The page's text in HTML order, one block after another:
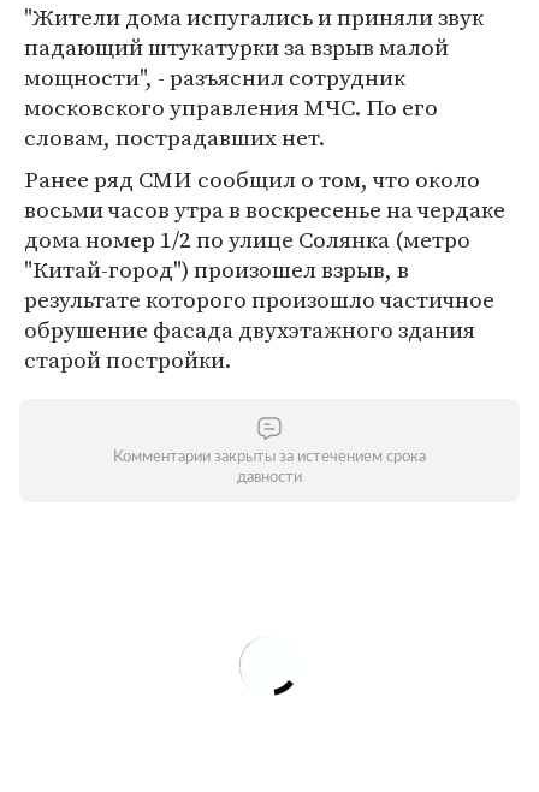
"Жители дома испугались и приняли звук
падающий штукатурки за взрыв малой
мощности", - разъяснил сотрудник
московского управления МЧС. По его
словам, пострадавших нет.
Ранее ряд СМИ сообщил о том, что около
восьми часов утра в воскресенье на чердаке
дома номер 1/2 по улице Солянка (метро
"Китай-город") произошел взрыв, в
результате которого произошло частичное
обрушение фасада двухэтажного здания
старой постройки.
Комментарии закрыты за истечением срока
давности